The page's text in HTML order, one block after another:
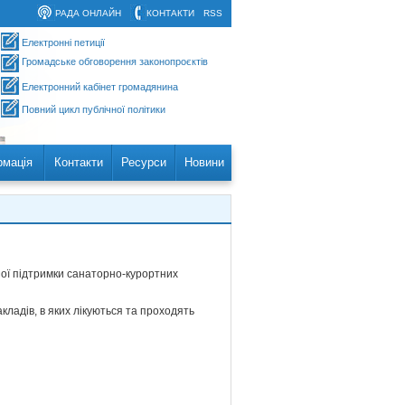
RSS
КОНТАКТИ
РАДА ОНЛАЙН
Електронні петиції
Громадське обговорення законопроєктів
Електронний кабінет громадянина
Повний цикл публічної політики
Контакти Ресурси Новини
підтримки санаторно-курортних
в яких лікуються та проходять